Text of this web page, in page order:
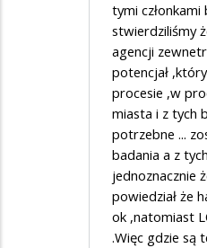
tymi członkami
stwierdziliśmy
agencji
potencjał
procesie ,w
miasta i z tych
potrzebne ...
badania a z
jednoznacznie
powiedział że
ok ,natomiast
.Więc gdzie są